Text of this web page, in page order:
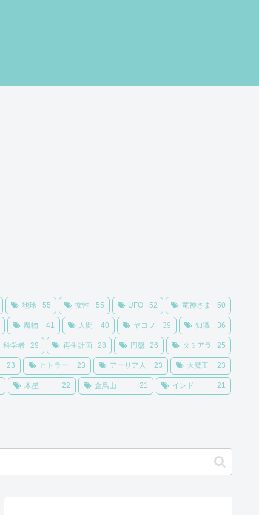
地球 55 女性 55 UFO 52 竜神さま 50
魔物 41 人間 40 ヤコフ 39 知識 36
科学者 29 再生計画 28 円盤 26 タミアラ 25
23 ヒトラー 23 アーリア人 23 大魔王 23
木星 22 金鳥山 21 インド 21